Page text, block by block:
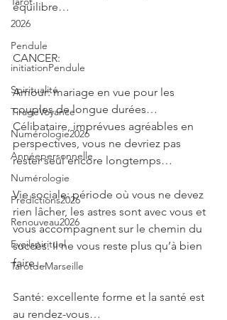
2026
Pendule
initiationPendule
Spiritualité
TirageVoyance
Numérologie2026
Annéepersonnelle
Numérologie
Prédictions2026
Renouveau2026
Eveilspirituel
TarotdeMarseille
équilibre…
CANCER:
Amour: mariage en vue pour les
couples de longue durées…
Célibataire, imprévues agréables en
perspectives, vous ne devriez pas
rester seul encore longtemps…
Vie sociale: période où vous ne devez
rien lâcher, les astres sont avec vous et
vous accompagnent sur le chemin du
succès. Il ne vous reste plus qu’à bien
faire…
Santé: excellente forme et la santé est
au rendez-vous…